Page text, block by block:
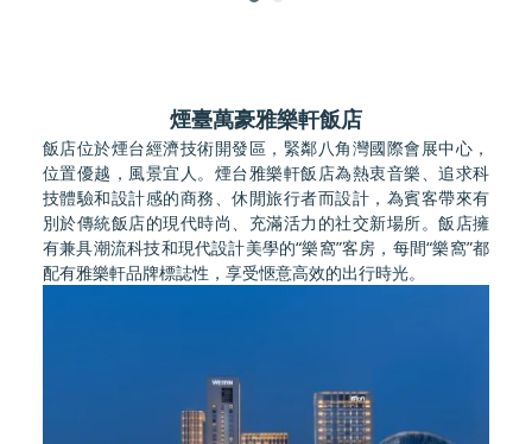
煙臺萬豪雅樂軒飯店
飯店位於煙台經濟技術開發區，緊鄰八角灣國際會展中心，
位置優越，風景宜人。煙台雅樂軒飯店為熱衷音樂、追求科
技體驗和設計感的商務、休閒旅行者而設計，為賓客帶來有
別於傳統飯店的現代時尚、充滿活力的社交新場所。飯店擁
有兼具潮流科技和現代設計美學的“樂窩”客房，每間“樂窩”都
配有雅樂軒品牌標誌性，享受愜意高效的出行時光。